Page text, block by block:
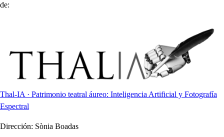
de:
Thal-IA · Patrimonio teatral áureo: Inteligencia Artificial y Fotografía
Espectral
Dirección: Sònia Boadas